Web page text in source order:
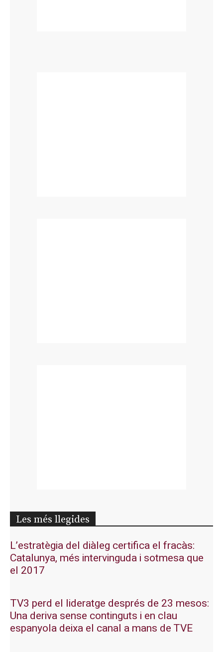
Les més llegides
L’estratègia del diàleg certifica el fracàs:
Catalunya, més intervinguda i sotmesa que
el 2017
TV3 perd el lideratge després de 23 mesos:
Una deriva sense continguts i en clau
espanyola deixa el canal a mans de TVE